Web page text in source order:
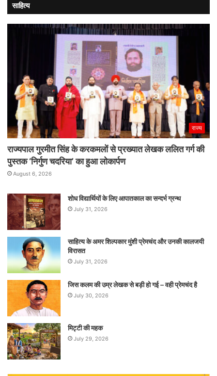
साहित्य
राज्य
राज्यपाल गुरमीत सिंह के करकमलों से प्रख्यात लेखक ललित गर्ग की
पुस्तक ‘निर्गुण चदरिया’ का हुआ लोकार्पण
August 6, 2026
शोध विद्यार्थियों के लिए आपातकाल का सन्दर्भ ग्रन्थ
July 31, 2026
साहित्य के अमर शिल्पकार मुंशी प्रेमचंद और उनकी कालजयी
विरासत
July 31, 2026
जिस कलम की उम्र लेखक से बड़ी हो गई – वही प्रेमचंद है
July 30, 2026
मिट्टी की महक
July 29, 2026